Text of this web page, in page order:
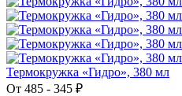
Термокружка «Гидро», 380 мл
От 485 - 345 ₽